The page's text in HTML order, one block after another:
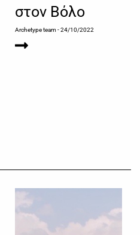
στον Βόλο
Archetype team- 24/10/2022